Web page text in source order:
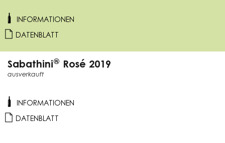
INFORMATIONEN
DATENBLATT
Sabathini® Rosé 2019
ausverkauft
INFORMATIONEN
DATENBLATT